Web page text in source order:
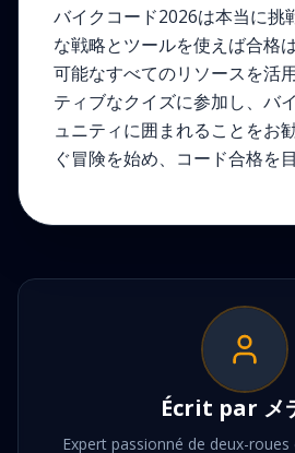
バイクコード2026は本当に挑
な戦略とツールを使えば合格
可能なすべてのリソースを活
ティブなクイズに参加し、バ
ュニティに囲まれることをお
ぐ冒険を始め、コード合格を
Écrit par メ
Expert passionné de deux-